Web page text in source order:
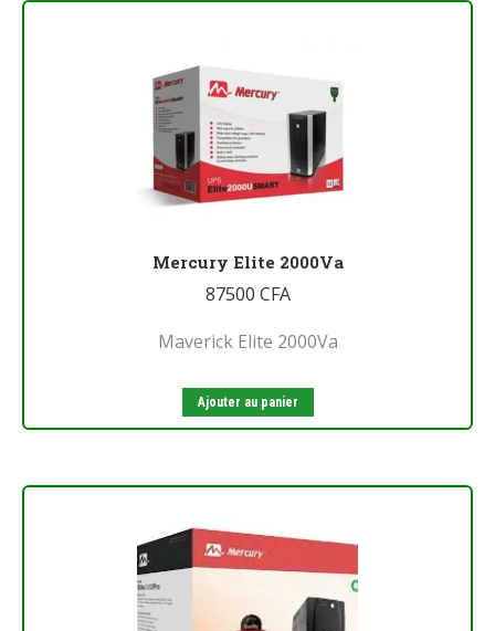
Mercury Elite 2000Va
87500 CFA
Maverick Elite 2000Va
Ajouter au panier